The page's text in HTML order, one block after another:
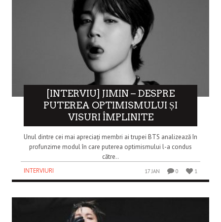
[INTERVIU] JIMIN – DESPRE
PUTEREA OPTIMISMULUI ȘI
VISURI ÎMPLINITE
Unul dintre cei mai apreciați membri ai trupei BTS analizează în
profunzime modul în care puterea optimismului l-a condus
către..
INTERVIURI
17 JAN 0 1